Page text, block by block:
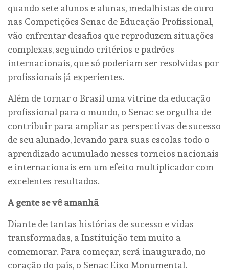
quando sete alunos e alunas, medalhistas de ouro
nas Competições Senac de Educação Profissional,
vão enfrentar desafios que reproduzem situações
complexas, seguindo critérios e padrões
internacionais, que só poderiam ser resolvidas por
profissionais já experientes.
Além de tornar o Brasil uma vitrine da educação
profissional para o mundo, o Senac se orgulha de
contribuir para ampliar as perspectivas de sucesso
de seu alunado, levando para suas escolas todo o
aprendizado acumulado nesses torneios nacionais
e internacionais em um efeito multiplicador com
excelentes resultados.
A gente se vê amanhã
Diante de tantas histórias de sucesso e vidas
transformadas, a Instituição tem muito a
comemorar. Para começar, será inaugurado, no
coração do país, o Senac Eixo Monumental.